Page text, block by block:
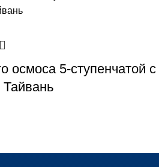
осмоса 5-ступенчатой с